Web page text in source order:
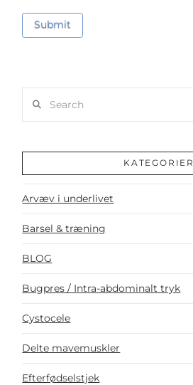
KATEGORIER
Arvæv i underlivet
Barsel & træning
BLOG
Bugpres / Intra-abdominalt tryk
Cystocele
Delte mavemuskler
Efterfødselstjek